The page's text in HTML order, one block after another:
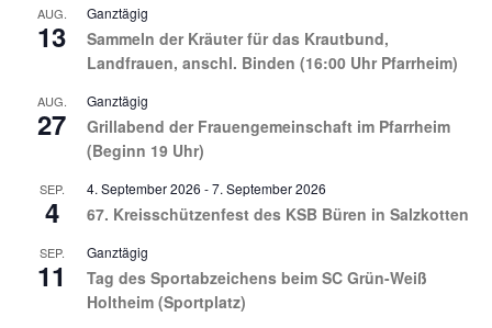
AUG.
13
Ganztägig
Sammeln der Kräuter für das Krautbund,
Landfrauen, anschl. Binden (16:00 Uhr Pfarrheim)
AUG.
27
Ganztägig
Grillabend der Frauengemeinschaft im Pfarrheim
(Beginn 19 Uhr)
SEP.
4
4. September 2026 -7. September 2026
67. Kreisschützenfest des KSB Büren in Salzkotten
SEP.
11
Ganztägig
Tag des Sportabzeichens beim SC Grün-Weiß
Holtheim (Sportplatz)